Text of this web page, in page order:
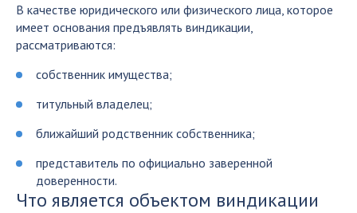
В качестве юридического или физического лица, которое
имеет основания предъявлять виндикации,
рассматриваются:
собственник имущества;
титульный владелец;
ближайший родственник собственника;
представитель по официально заверенной
доверенности.
Что является объектом виндикации